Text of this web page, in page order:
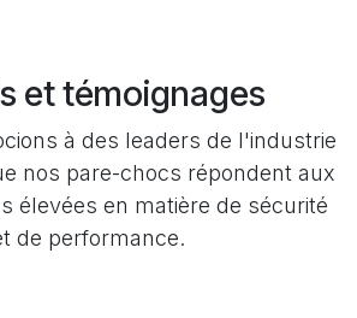
et témoignages
à des leaders de l'industrie
nos pare-chocs répondent aux
élevées en matière de sécurité
de performance.